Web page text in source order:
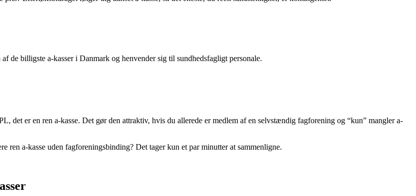
de billigste a-kasser i Danmark og henvender sig til sundhedsfagligt personale.
er en ren a-kasse. Det gør den attraktiv, hvis du allerede er medlem af en selvstændig fagforening og “kun” mangler a-
a-kasse uden fagforeningsbinding? Det tager kun et par minutter at sammenligne.